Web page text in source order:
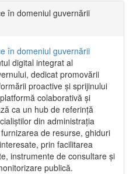
în domeniul guvernării
în domeniul guvernării
digital integrat al
dedicat promovării
proactive și sprijinului
colaborativă și
ca un hub de referință
din administrația
de resurse, ghiduri
prin facilitarea
instrumente de consultare și
publică.